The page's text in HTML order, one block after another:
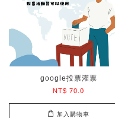
google投票灌票
NT$ 70.0
加入購物車